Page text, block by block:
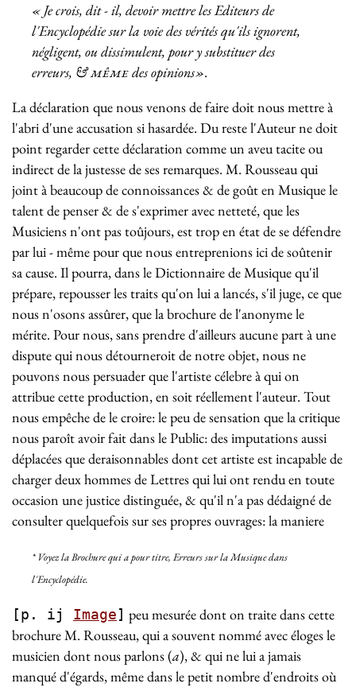
« Je crois, dit - il, devoir mettre les Editeurs de
l'Encyclopédie sur la voie des vérités qu'ils ignorent,
négligent, ou dissimulent, pour y substituer des
erreurs, &mêmedes opinions».
La déclaration que nous venons de faire doit nous mettre à
l'abri d'une accusation si hasardée. Du reste l'Auteur ne doit
point regarder cette déclaration comme un aveu tacite ou
indirect de la justesse de ses remarques. M. Rousseau qui
joint à beaucoup de connoissances & de goût en Musique le
talent de penser & de s'exprimer avec netteté, que les
Musiciens n'ont pas toûjours, est trop en état de se défendre
par lui - même pour que nous entreprenions ici de soûtenir
sa cause. Il pourra, dans le Dictionnaire de Musique qu'il
prépare, repousser les traits qu'on lui a lancés, s'il juge, ce que
nous n'osons assûrer, que la brochure de l'anonyme le
mérite. Pour nous, sans prendre d'ailleurs aucune part à une
dispute qui nous détourneroit de notre objet, nous ne
pouvons nous persuader que l'artiste célebre à qui on
attribue cette production, en soit réellement l'auteur. Tout
nous empêche de le croire: le peu de sensation que la critique
nous paroît avoir fait dans le Public: des imputations aussi
déplacées que deraisonnables dont cet artiste est incapable de
charger deux hommes de Lettres qui lui ont rendu en toute
occasion une justice distinguée, & qu'il n'a pas dédaigné de
consulter quelquefois sur ses propres ouvrages: la maniere
* Voyezla Brochure qui a pour titre, Erreurs sur la Musique dans
l'Encyclopédie.
[p. ij Image] peu mesurée dont on traite dans cette
brochure M. Rousseau, qui a souvent nommé avec éloges le
musicien dont nous parlons (a), & qui ne lui a jamais
manqué d'égards, même dans le petit nombre d'endroits où